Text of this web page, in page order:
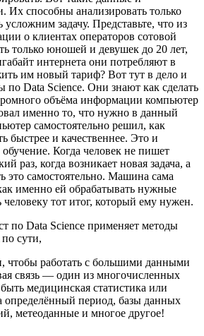
Их способны анализировать только
задачу. Представьте, что из
о клиентах операторов сотовой
только юношей и девушек до 20 лет,
интернета они потребляют в
им новый тариф? Вот тут в дело и
по Data Science. Они знают как сделать
объёма информации компьютер
именно то, что нужно в данный
самостоятельно решил, как
быстрее и качественнее. Это и
Когда человек не пишет
раз, когда возникает новая задача, а
это самостоятельно. Машина сама
именно ей обрабатывать нужные
тот итог, который ему нужен.
по Data Science применяет методы
сути,
чтобы работать с большими данными
связь — один из многочисленных
медицинская статистика или
определённый период, базы данных
метеоданные и многое другое!